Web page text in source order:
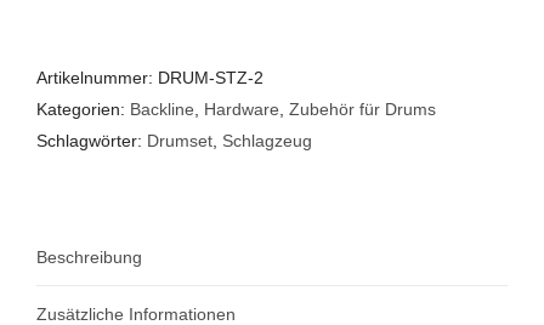
HT730B
Menge
Artikelnummer: DRUM-STZ-2
Kategorien: Backline Hardware Zubehör für Drums
Schlagwörter: Drumset Schlagzeug
Beschreibung
Zusätzliche Informationen